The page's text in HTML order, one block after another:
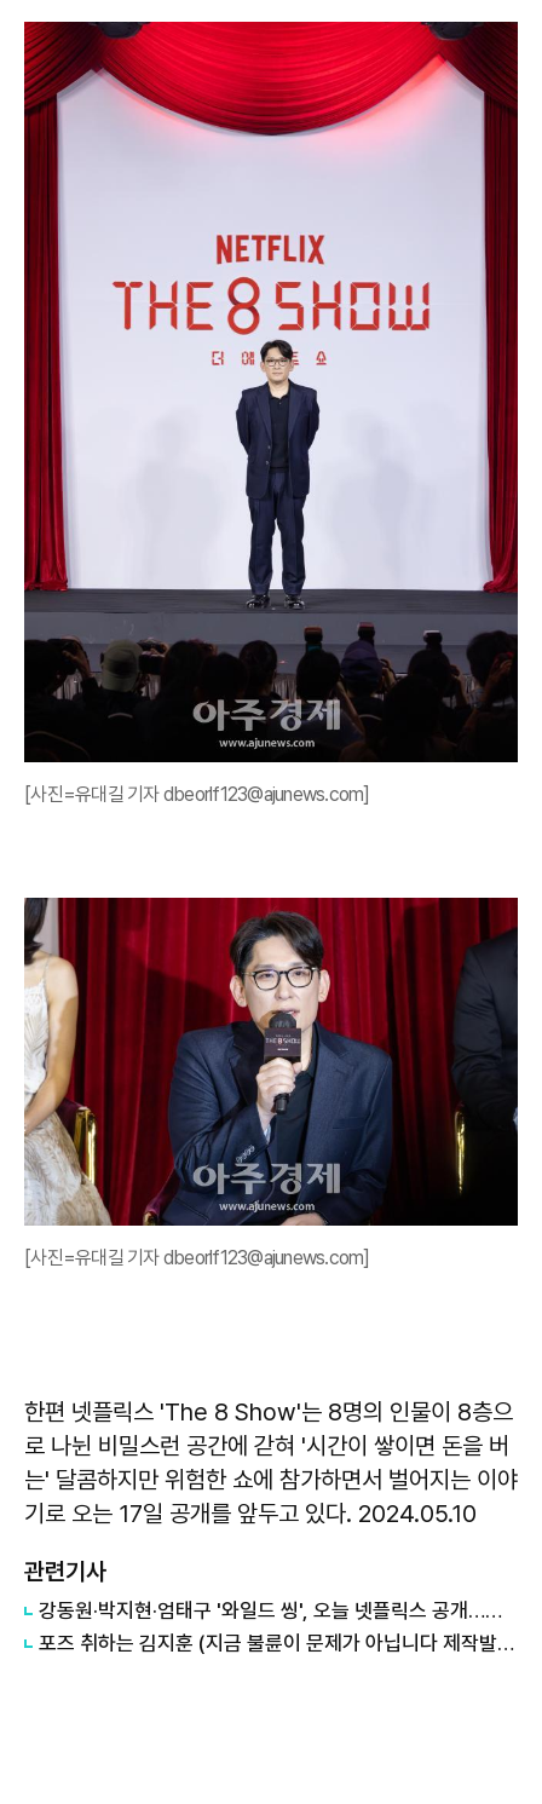
[사진=유대길 기자 dbeorlf123@ajunews.com]
[사진=유대길 기자 dbeorlf123@ajunews.com]
한편 넷플릭스 'The 8 Show'는 8명의 인물이 8층으
로 나뉜 비밀스런 공간에 갇혀 '시간이 쌓이면 돈을 버
는' 달콤하지만 위험한 쇼에 참가하면서 벌어지는 이야
기로 오는 17일 공개를 앞두고 있다. 2024.05.10
관련기사
강동원·박지현·엄태구 '와일드 씽', 오늘 넷플릭스 공개…전 세계 시청자 만난다
포즈 취하는 김지훈 (지금 불륜이 문제가 아닙니다 제작발표회)